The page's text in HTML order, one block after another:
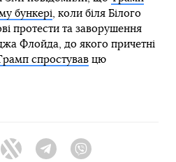
бункері , коли біля Білого
протести та заворушення
Флойда, до якого причетні
спростувавцю
Twitter TelegramViber